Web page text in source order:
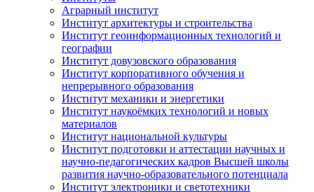
Аграрный институт
Институт архитектуры и строительства
Институт геоинформационных технологий и
географии
Институт довузовского образования
Институт корпоративного обучения и
непрерывного образования
Институт механики и энергетики
Институт наукоёмких технологий и новых
материалов
Институт национальной культуры
Институт подготовки и аттестации научных и
научно-педагогических кадров Высшей школы
развития научно-образовательного потенциала
Институт электроники и светотехники